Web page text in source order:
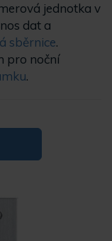
jednotka v
dat a
sběrnice.
pro noční
.